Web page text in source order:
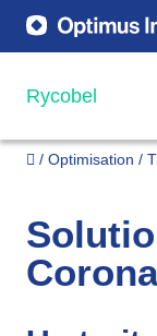
Rycobel
Optimisation
Corona